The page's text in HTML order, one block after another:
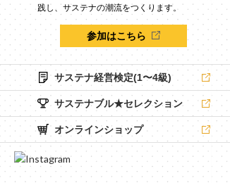
践し、サステナの潮流をつくります。
参加はこちら
サステナ経営検定(1〜4級)
サステナブル★セレクション
オンラインショップ